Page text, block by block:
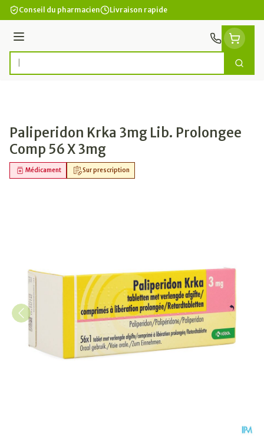
Aller au contenu
Conseil du pharmacien Livraison rapide
Menu
Rechercher
Paliperidon Krka 3mg Lib. Prolongee
Comp 56 X 3mg
Sur prescription
Médicament